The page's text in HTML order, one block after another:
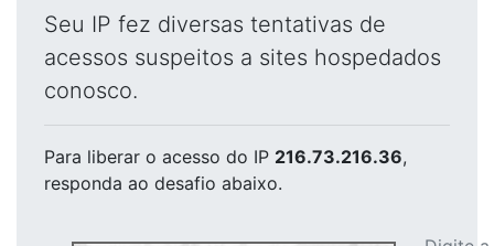
Seu IP fez diversas tentativas de
acessos suspeitos a sites hospedados
conosco.
Para liberar o acesso do IP 216.73.216.36,
responda ao desafio abaixo.